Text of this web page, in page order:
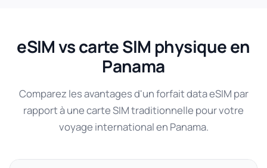
eSIM vs carte SIM physique en
Panama
Comparez les avantages d'un forfait data eSIM par
rapport à une carte SIM traditionnelle pour votre
voyage international en Panama.